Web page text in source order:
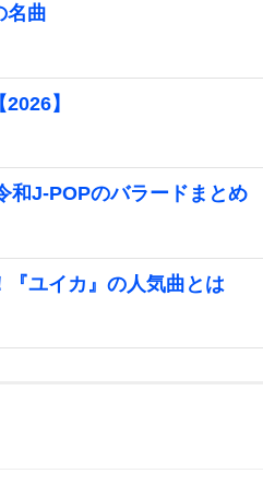
名曲
】
和J-POPのバラードまとめ
ユイカ』の人気曲とは